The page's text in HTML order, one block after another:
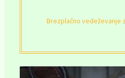
Brezplačno vedeževanje